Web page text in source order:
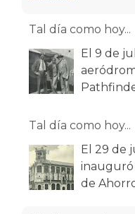
Tal día como hoy...
El 9 de
Tal día como hoy...
El 29 de
inauguró
de